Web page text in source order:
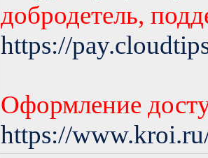
добродетель,
https://
Оформление
https://